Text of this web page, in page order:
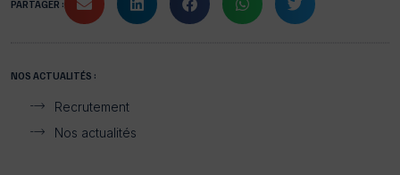
PARTAGER :
NOS ACTUALITÉS :
Recrutement
Nos actualités